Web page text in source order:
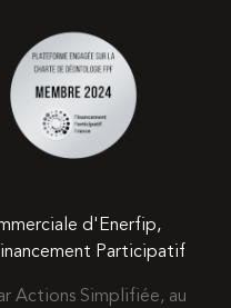
d'Enerfip,
Participatif
Actions Simplifiée, au